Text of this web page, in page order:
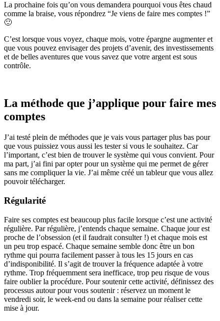
La prochaine fois qu’on vous demandera pourquoi vous êtes chaud
comme la braise, vous répondrez “Je viens de faire mes comptes !”
🙂
C’est lorsque vous voyez, chaque mois, votre épargne augmenter et
que vous pouvez envisager des projets d’avenir, des investissements
et de belles aventures que vous savez que votre argent est sous
contrôle.
La méthode que j’applique pour faire mes
comptes
J’ai testé plein de méthodes que je vais vous partager plus bas pour
que vous puissiez vous aussi les tester si vous le souhaitez. Car
l’important, c’est bien de trouver le système qui vous convient. Pour
ma part, j’ai fini par opter pour un système qui me permet de gérer
sans me compliquer la vie. J’ai même créé un tableur que vous allez
pouvoir télécharger.
Régularité
Faire ses comptes est beaucoup plus facile lorsque c’est une activité
régulière. Par régulière, j’entends chaque semaine. Chaque jour est
proche de l’obsession (et il faudrait consulter !) et chaque mois est
un peu trop espacé. Chaque semaine semble donc être un bon
rythme qui pourra facilement passer à tous les 15 jours en cas
d’indisponibilité. Il s’agit de trouver la fréquence adaptée à votre
rythme. Trop fréquemment sera inefficace, trop peu risque de vous
faire oublier la procédure. Pour soutenir cette activité, définissez des
processus autour pour vous soutenir : réservez un moment le
vendredi soir, le week-end ou dans la semaine pour réaliser cette
mise à jour.